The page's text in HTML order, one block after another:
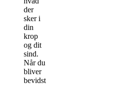
der
sker i
din
krop
og dit
sind.
Når du
bliver
bevidst